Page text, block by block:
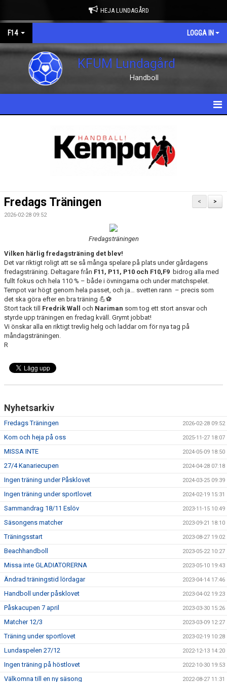
HEJA LUNDAGÅRD
F14 LOGGA IN
KFUM Lundagård
Handboll
TRUPPEN
DOKUMENT
KONTAKT
>
<
Fredags Träningen
2026-02-28 09:52
Fredagsträningen
Vilken härlig fredagsträning det blev!
Det var riktigt roligt att se så många spelare på plats under gårdagens
fredagsträning. Deltagare från F11, P11, P10 och F10,F9 bidrog alla med
fullt fokus och hela 110 % – både i övningarna och under matchspelet.
Tempot var högt genom hela passet, och ja… svetten rann – precis som
det ska göra efter en bra träning 💪⚽
Stort tack till Fredrik Wall och Nariman som tog ett stort ansvar och
styrde upp träningen en fredag kväll. Grymt jobbat!
Vi önskar alla en riktigt trevlig helg och laddar om för nya tag på
måndagsträningen.
R
Nyhetsarkiv
Fredags Träningen 2026-02-28 09:52
Kom och heja på oss 2025-11-27 18:07
MISSA INTE 2024-05-09 18:50
27/4 Kanariecupen 2024-04-28 07:18
Ingen träning under Påsklovet 2024-03-25 09:39
Ingen träning under sportlovet 2024-02-19 15:31
Sammandrag 18/11 Eslöv 2023-11-15 10:49
Säsongens matcher 2023-09-21 18:10
Träningsstart 2023-08-27 19:02
Beachhandboll 2023-05-22 10:27
Missa inte GLADIATORERNA 2023-05-10 19:43
Ändrad träningstid lördagar 2023-04-14 17:46
Handboll under påsklovet 2023-04-02 19:23
Påskacupen 7 april 2023-03-30 15:26
Matcher 12/3 2023-03-09 12:27
Träning under sportlovet 2023-02-19 10:28
Lundaspelen 27/12 2022-12-13 14:20
Ingen träning på höstlovet 2022-10-30 19:53
Välkomna till en ny säsong 2022-08-27 11:31